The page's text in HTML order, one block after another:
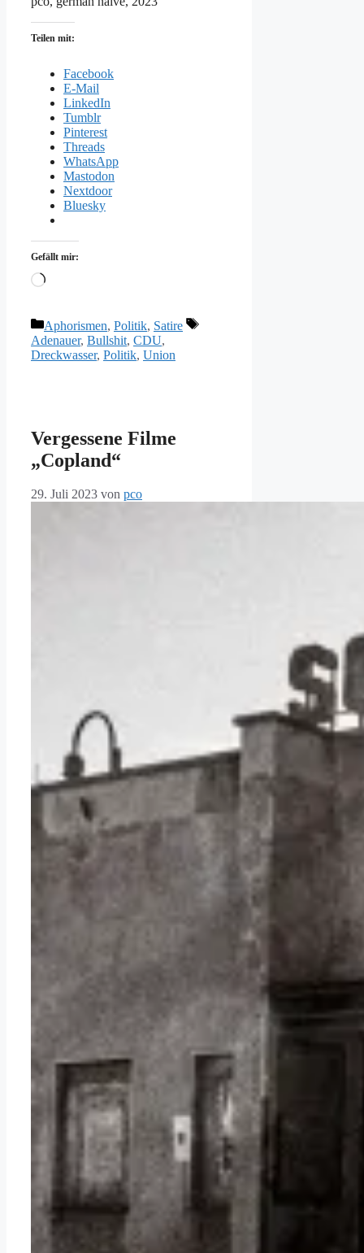
Teilen mit:
Facebook
E-Mail
LinkedIn
Tumblr
Pinterest
Threads
WhatsApp
Mastodon
Nextdoor
Bluesky
Gefällt mir:
Wird
Kategorien
Aphorismen, Politik, Satire
Schlagwörter
Adenauer, Bullshit, CDU,
Dreckwasser, Politik, Union
Vergessene Filme
„Copland“
29. Juli 2023 von pco